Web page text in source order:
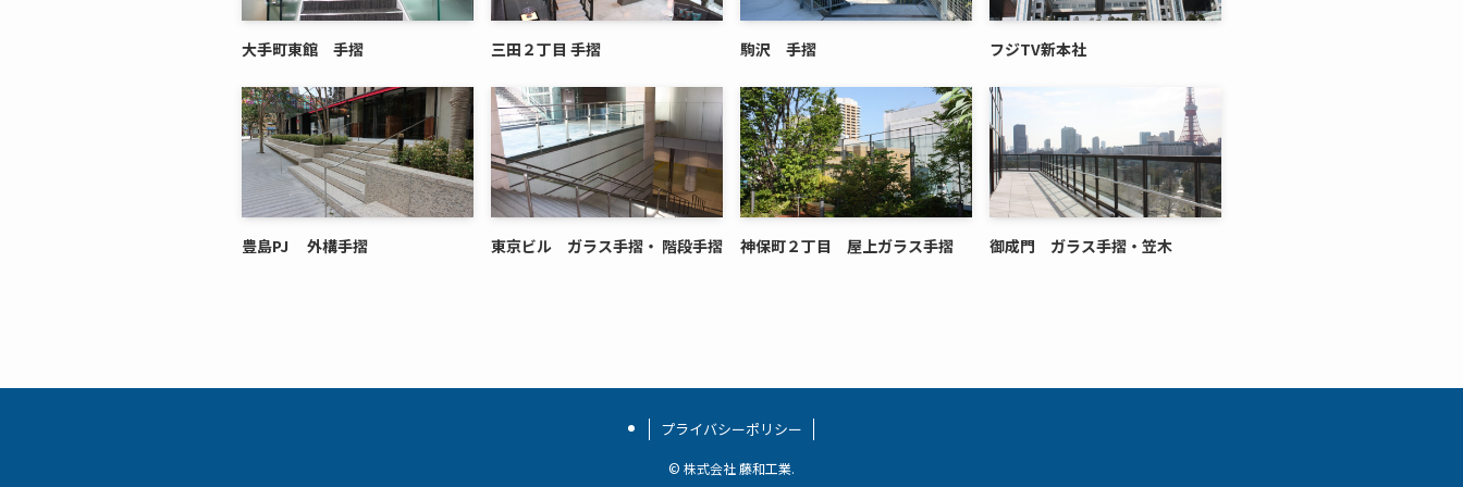
大手町東館 手摺 三田２丁目 手摺 駒沢 手摺 フジTV新本社
豊島PJ 外構手摺 東京ビル ガラス手摺・ 階段手摺 神保町２丁目 屋上ガラス手摺 御成門 ガラス手摺・笠木
プライバシーポリシー
© 株式会社 藤和工業.